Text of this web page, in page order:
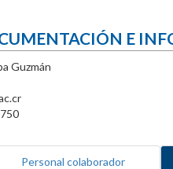
E
Guzmán
Personal colaborador